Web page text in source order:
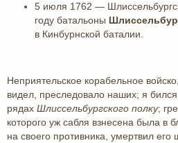
5 июля 1762 —
году батальоны
в Кинбурнской баталии.
Неприятельское корабельное
видел, преследовало наших; я
рядах Шлиссельбургского полку;
которого уж сабля взнесена была в
на своего противника, умертвил его